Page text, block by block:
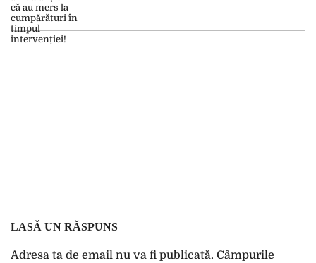
LASĂ UN RĂSPUNS
Adresa ta de email nu va fi publicată. Câmpurile